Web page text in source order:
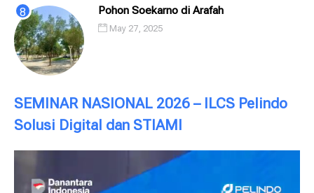
Pohon Soekarno di Arafah
May 27, 2025
SEMINAR NASIONAL 2026 – ILCS Pelindo
Solusi Digital dan STIAMI